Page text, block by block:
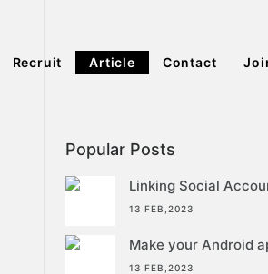
Recruit Article Contact
Popular Posts
Linking Social
by Gigya in
13 FEB,2023
Make your Android
multilingual in just a
13 FEB,2023